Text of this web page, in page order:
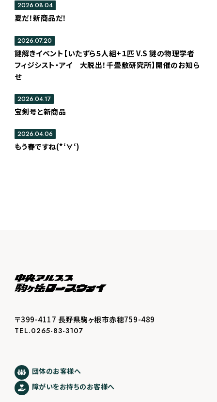
夏だ！新商品だ！
2026.08.04
謎解きイベント【いたずら５人組+１匹 V.S 謎の物理学者
フィジシスト・アイ 大脱出！千畳敷研究所】開催のお知ら
せ
2026.07.20
宝剣号と新商品
2026.04.17
もう春ですね(*‘∀‘)
2026.04.06
〒399-4117 長野県駒ヶ根市赤穂759-489
TEL.0265-83-3107
団体のお客様へ
障がいをお持ちのお客様へ